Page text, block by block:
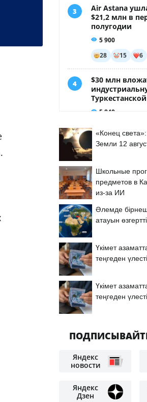
«Конец
Земли 12
Школьные
предметов в
из-за ИИ
Әлемде
атауын өзгертті
Үкімет
теңгеден
Үкімет
теңгеден
Яндекс
новости
Яндекс
Дзен